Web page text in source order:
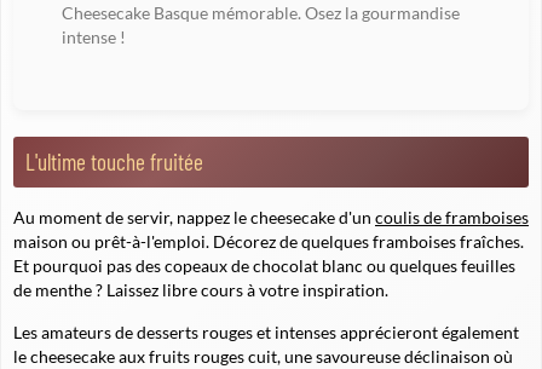
Cheesecake Basque mémorable. Osez la gourmandise
intense !
L'ultime touche fruitée
Au moment de servir, nappez le cheesecake d'un coulis de framboises
maison ou prêt-à-l'emploi. Décorez de quelques framboises fraîches.
Et pourquoi pas des copeaux de chocolat blanc ou quelques feuilles
de menthe ? Laissez libre cours à votre inspiration.
Les amateurs de desserts rouges et intenses apprécieront également
le cheesecake aux fruits rouges cuit, une savoureuse déclinaison où